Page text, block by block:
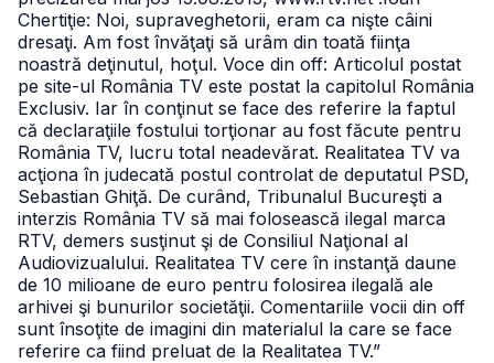
Chertiţie: Noi, supraveghetorii, eram ca nişte câini
dresaţi. Am fost învăţaţi să urâm din toată fiinţa
noastră deţinutul, hoţul. Voce din off: Articolul postat
pe site-ul România TV este postat la capitolul România
Exclusiv. Iar în conţinut se face des referire la faptul
că declaraţiile fostului torţionar au fost făcute pentru
România TV, lucru total neadevărat. Realitatea TV va
acţiona în judecată postul controlat de deputatul PSD,
Sebastian Ghiţă. De curând, Tribunalul Bucureşti a
interzis România TV să mai folosească ilegal marca
RTV, demers susţinut şi de Consiliul Naţional al
Audiovizualului. Realitatea TV cere în instanţă daune
de 10 milioane de euro pentru folosirea ilegală ale
arhivei şi bunurilor societăţii. Comentariile vocii din off
sunt însoţite de imagini din materialul la care se face
referire ca fiind preluat de la Realitatea TV.”